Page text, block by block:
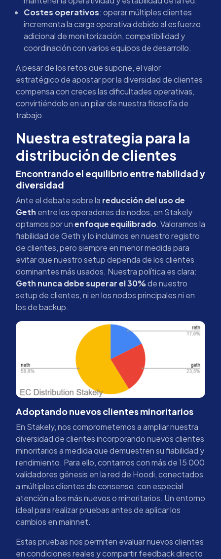
Costes operativos: operar múltiples clientes
incrementa la carga operativa debido al esfuerzo
adicional de monitorización, compatibilidad y
coordinación con varios equipos de desarrollo.
A pesar de los retos que supone, el valor
estratégico de apostar por la diversidad de clientes
compensa con creces las dificultades operativas,
convirtiéndolo en un pilar de nuestra filosofía de
trabajo.
Nuestra estrategia para la
distribución de clientes
Encontrando el equilibrio entre fiabilidad y
diversidad
Ante el debate sobre la reducción del uso de
Geth entre los operadores de nodos, en Stakely
optamos por unenfoque equilibrado. Valoramos la
fiabilidad de Geth y lo incluimos en nuestro registro
de clientes, pero siempre en menor medida para
evitar que nuestro setup dependa de los clientes
dominantes más usados. Nuestra política es clara:
Geth nunca debe superar el 30%de nuestro
setup de clientes, ni en los nodos principales ni en
los de backup.
Adoptando nuevos clientes minoritarios
En Stakely, nos comprometemos a ampliar nuestra
diversidad de clientes incorporando nuevos clientes
minoritarios a medida que demuestren su fiabilidad y
rendimiento. Para ello, contamos con más de 15 000
validadores génesis en la red de Hoodi, conectados
a múltiples clientes de consenso, con especial
atención a los más nuevos o minoritarios. Un entorno
ideal para realizar pruebas antes de aplicar los
cambios en mainnet.
Estas pruebas nos permiten evaluar nuevos clientes
en condiciones reales y compartir feedback directo